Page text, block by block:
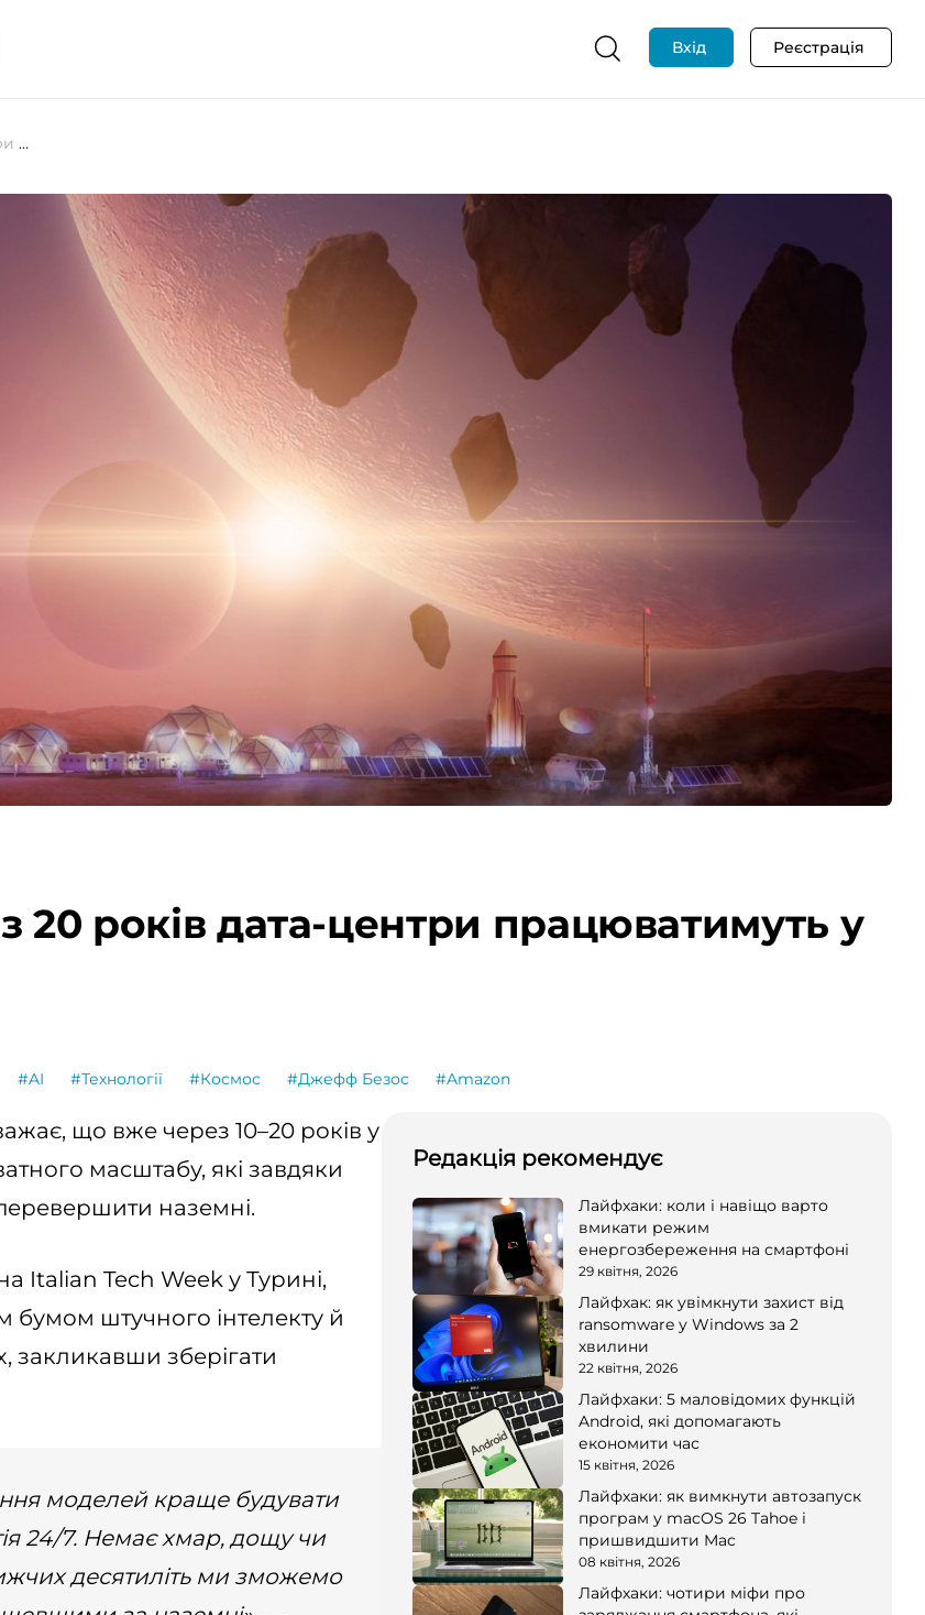
Вхід Реєстрація
Джефф Безос: через 20 років дата-центри працюватимуть у космосі
років дата-центри працюватимуть у
#AI #Технології #Космос #Джефф Безос #Amazon
що вже через 10–20 років у
масштабу, які завдяки
наземні.
Italian Tech Week у Турині,
бумом штучного інтелекту й
закликавши зберігати
моделей краще будувати
24/7. Немає хмар, дощу чи
десятиліть ми зможемо
Редакція рекомендує
Лайфхаки: коли і навіщо варто
вмикати режим
енергозбереження на смартфоні
29 квітня, 2026
Лайфхак: як увімкнути захист від
ransomware у Windows за 2
хвилини
22 квітня, 2026
Лайфхаки: 5 маловідомих функцій
Android, які допомагають
економити час
15 квітня, 2026
Лайфхаки: як вимкнути автозапуск
програм у macOS 26 Tahoe і
пришвидшити Mac
08 квітня, 2026
Лайфхаки: чотири міфи про